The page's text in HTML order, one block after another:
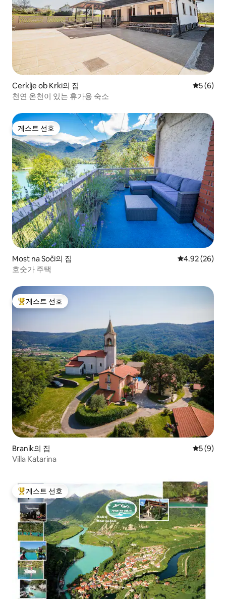
Cerklje ob Krki의 집 평점 5점
5 (6)
천연 온천이 있는 휴가용 숙소
게스트 선호
게스트 선호
Most na Soči의 집 평점 4.92점(5
4.92 (26)
호숫가 주택
상위 게스트 선호
게스트 선호
Branik의 집 평점 5점
5 (9)
Villa Katarina
상위 게스트 선호
게스트 선호